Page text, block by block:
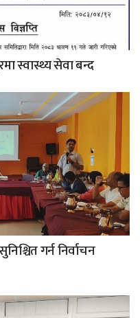
स्वास्थ्य सेवा बन्द
गर्न निर्वाचन